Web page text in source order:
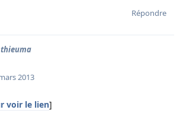
Répondre
thieuma
2013
voir le lien]